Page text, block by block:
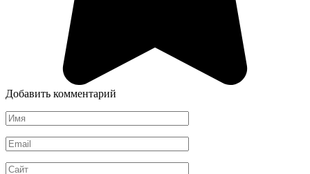
Добавить комментарий
Имя
*
Email
*
Сайт